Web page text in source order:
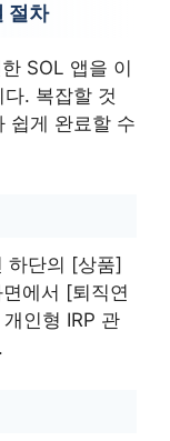
절차
SOL 앱을 이
. 복잡할 것
쉽게 완료할 수
하단의 [상품]
에서 [퇴직연
인형 IRP 관